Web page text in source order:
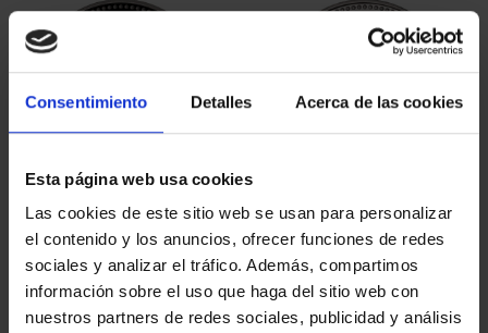
Consentimiento Detalles Acerca de las cookies
Esta página web usa cookies
Las cookies de este sitio web se usan para personalizar
el contenido y los anuncios, ofrecer funciones de redes
sociales y analizar el tráfico. Además, compartimos
información sobre el uso que haga del sitio web con
nuestros partners de redes sociales, publicidad y análisis
PATRIMONIO
NACIONAL I - EL
ESCORIAL
73,00 €
PATRIMONIO
NACIONAL II - PALACIO
REAL DE...
73,00 €